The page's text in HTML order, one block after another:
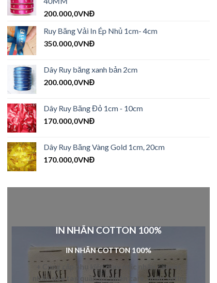
200.000,0VNĐ
Ruy Băng Vải In Ép Nhủ 1cm- 4cm
350.000,0VNĐ
Dây Ruy băng xanh bản 2cm
200.000,0VNĐ
Dây Ruy Băng Đỏ 1cm - 10cm
170.000,0VNĐ
Dây Ruy Băng Vàng Gold 1cm, 20cm
170.000,0VNĐ
IN NHÃN COTTON 100%
IN NHÃN COTTON 100%
+ Cung cấp
phụ kiện may mặc
nhãn canvas
nhãn size tag quần áo,nhãn care nhãn satin